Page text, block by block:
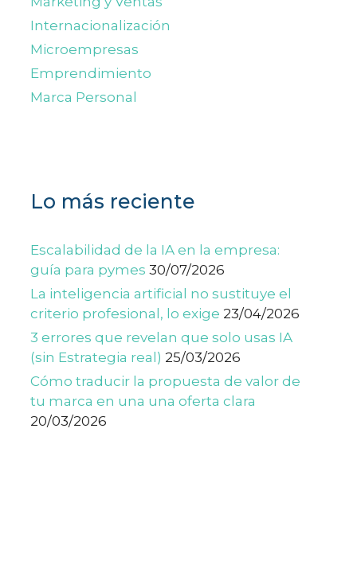
Internacionalización
Microempresas
Emprendimiento
Marca Personal
Lo más reciente
Escalabilidad de la IA en la empresa:
guía para pymes 30/07/2026
La inteligencia artificial no sustituye el
criterio profesional, lo exige 23/04/2026
3 errores que revelan que solo usas IA
(sin Estrategia real) 25/03/2026
Cómo traducir la propuesta de valor de
tu marca en una una oferta clara
20/03/2026